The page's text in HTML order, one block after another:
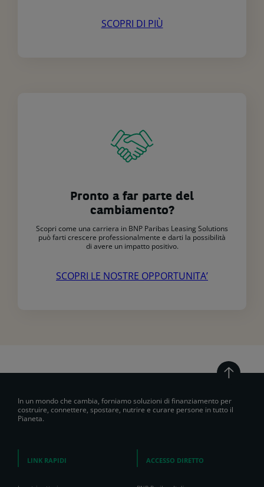
SCOPRI DI PIÙ
Pronto a far parte del
cambiamento?
Scopri come una carriera in BNP Paribas Leasing Solutions
può farti crescere professionalmente e darti la possibilità
di avere un impatto positivo.
SCOPRI LE NOSTRE OPPORTUNITA’
In un mondo che cambia, forniamo soluzioni di finanziamento per
costruire, connettere, spostare, nutrire e curare persone in tutto il
Pianeta.
LINK RAPIDI ACCESSO DIRETTO